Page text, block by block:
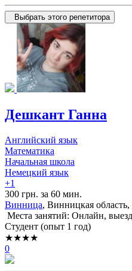
Выбрать этого репетитора
Дешкант Ганна
Английский язык
Математика
Начальная школа
Немецкий язык
+1
300 грн. за 60 мин.
Винница, Винницкая область,
Места занятий: Онлайн,
Cтудент (опыт 1 год)
★★★★
0